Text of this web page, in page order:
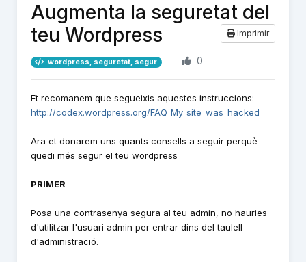
Augmenta la seguretat del
teu Wordpress
Imprimir
wordpress, seguretat, segur 0
Et recomanem que segueixis aquestes instruccions:
http://codex.wordpress.org/FAQ_My_site_was_hacked
Ara et donarem uns quants consells a seguir perquè
quedi més segur el teu wordpress
PRIMER
Posa una contrasenya segura al teu admin, no hauries
d'utilitzar l'usuari admin per entrar dins del taulell
d'administració.